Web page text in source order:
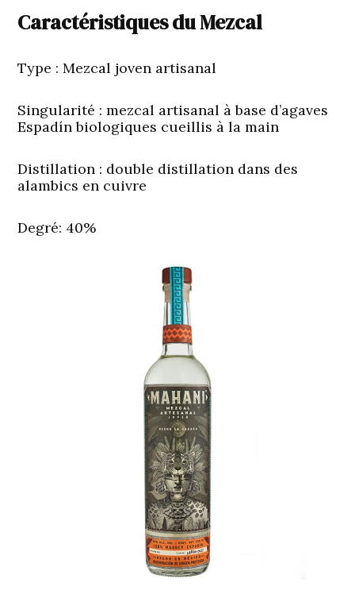
Caractéristiques du Mezcal
Type : Mezcal joven artisanal
Singularité : mezcal artisanal à base d’agaves
Espadín biologiques cueillis à la main
Distillation : double distillation dans des
alambics en cuivre
Degré: 40%